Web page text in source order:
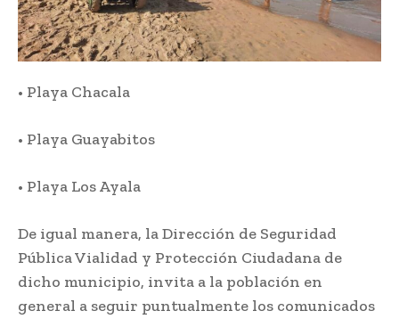
• Playa Chacala
• Playa Guayabitos
• Playa Los Ayala
De igual manera, la Dirección de Seguridad
Pública Vialidad y Protección Ciudadana de
dicho municipio, invita a la población en
general a seguir puntualmente los comunicados